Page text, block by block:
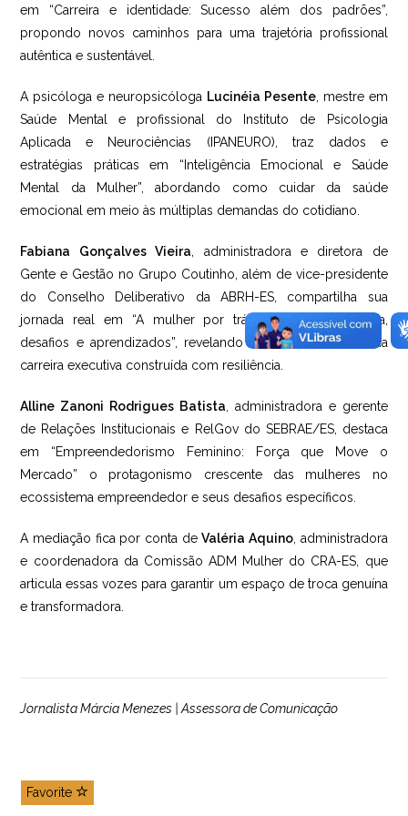
em “Carreira e identidade: Sucesso além dos padrões”,
propondo novos caminhos para uma trajetória profissional
autêntica e sustentável.
A psicóloga e neuropsicóloga Lucinéia Pesente, mestre em
Saúde Mental e profissional do Instituto de Psicologia
Aplicada e Neurociências (IPANEURO), traz dados e
estratégias práticas em “Inteligência Emocional e Saúde
Mental da Mulher”, abordando como cuidar da saúde
emocional em meio às múltiplas demandas do cotidiano.
Fabiana Gonçalves Vieira, administradora e diretora de
Gente e Gestão no Grupo Coutinho, além de vice-presidente
do Conselho Deliberativo da ABRH-ES, compartilha sua
jornada real em “A mulher por trás do cargo: trajetória,
desafios e aprendizados”, revelando os bastidores de uma
carreira executiva construída com resiliência.
Alline Zanoni Rodrigues Batista, administradora e gerente
de Relações Institucionais e RelGov do SEBRAE/ES, destaca
em “Empreendedorismo Feminino: Força que Move o
Mercado” o protagonismo crescente das mulheres no
ecossistema empreendedor e seus desafios específicos.
A mediação fica por conta deValéria Aquino, administradora
e coordenadora da Comissão ADM Mulher do CRA-ES, que
articula essas vozes para garantir um espaço de troca genuína
e transformadora.
Jornalista Márcia Menezes | Assessora de Comunicação
Favorite